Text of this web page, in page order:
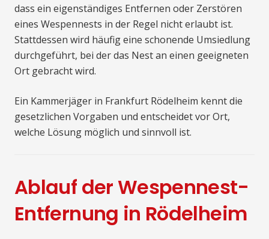
dass ein eigenständiges Entfernen oder Zerstören
eines Wespennests in der Regel nicht erlaubt ist.
Stattdessen wird häufig eine schonende Umsiedlung
durchgeführt, bei der das Nest an einen geeigneten
Ort gebracht wird.
Ein Kammerjäger in Frankfurt Rödelheim kennt die
gesetzlichen Vorgaben und entscheidet vor Ort,
welche Lösung möglich und sinnvoll ist.
Ablauf der Wespennest-
Entfernung in Rödelheim